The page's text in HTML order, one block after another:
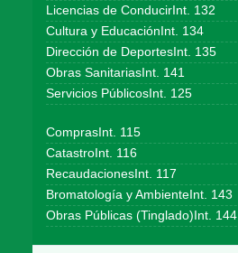
Licencias de ConducirInt. 132
Cultura y EducaciónInt. 134
Dirección de DeportesInt. 135
Obras SanitariasInt. 141
Servicios PúblicosInt. 125
ComprasInt. 115
CatastroInt. 116
RecaudacionesInt. 117
Bromatología y AmbienteInt. 143
Obras Públicas (Tinglado)Int. 144